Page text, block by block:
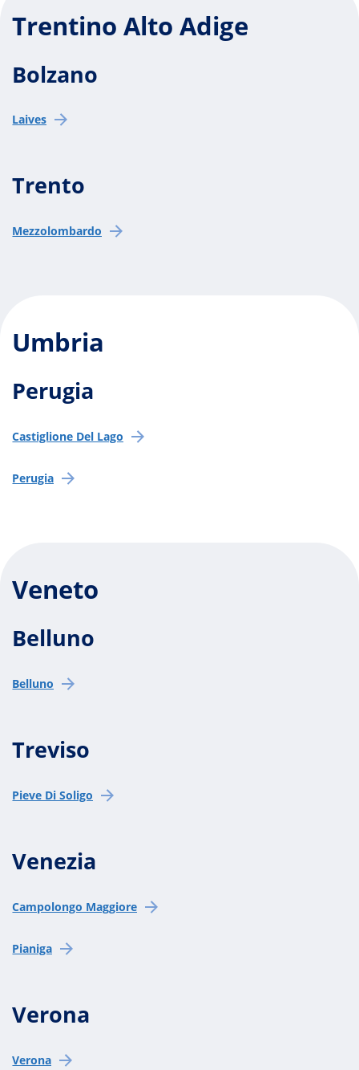
Trentino Alto Adige
Bolzano
Laives
Trento
Mezzolombardo
Umbria
Perugia
Castiglione Del Lago
Perugia
Veneto
Belluno
Belluno
Treviso
Pieve Di Soligo
Venezia
Campolongo Maggiore
Pianiga
Verona
Verona